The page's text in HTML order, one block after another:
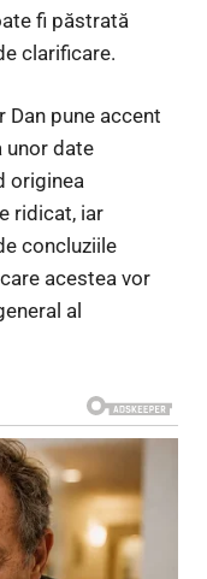
fi păstrată
clarificare.
Dan pune accent
unor date
originea
ridicat, iar
concluziile
acestea vor
al